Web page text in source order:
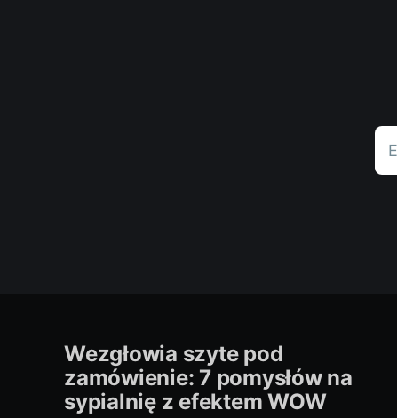
Wezgłowia szyte pod
zamówienie: 7 pomysłów na
sypialnię z efektem WOW